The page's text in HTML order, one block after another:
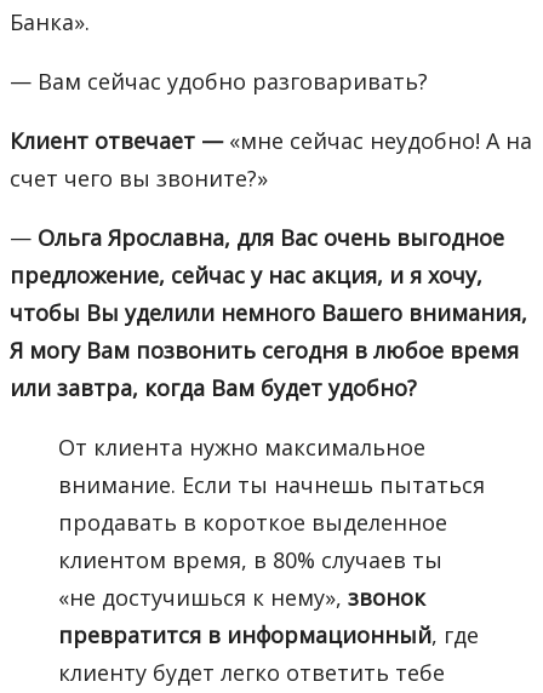
Банка».
— Вам сейчас удобно разговаривать?
Клиент отвечает —«мне сейчас неудобно! А на
счет чего вы звоните?»
— Ольга Ярославна, для Вас очень выгодное
предложение, сейчас у нас акция, и я хочу,
чтобы Вы уделили немного Вашего внимания,
Я могу Вам позвонить сегодня в любое время
или завтра, когда Вам будет удобно?
От клиента нужно максимальное
внимание. Если ты начнешь пытаться
продавать в короткое выделенное
клиентом время, в 80% случаев ты
«не достучишься к нему», звонок
превратится в информационный, где
клиенту будет легко ответить тебе